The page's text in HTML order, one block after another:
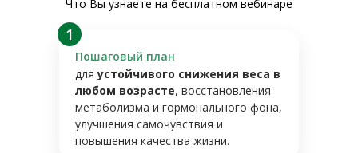
Что Вы узнаете на бесплатном вебинаре
Пошаговый план
дляустойчивого снижения веса в
любом возрасте, восстановления
метаболизма и гормонального фона,
улучшения самочувствия и
повышения качества жизни.
1